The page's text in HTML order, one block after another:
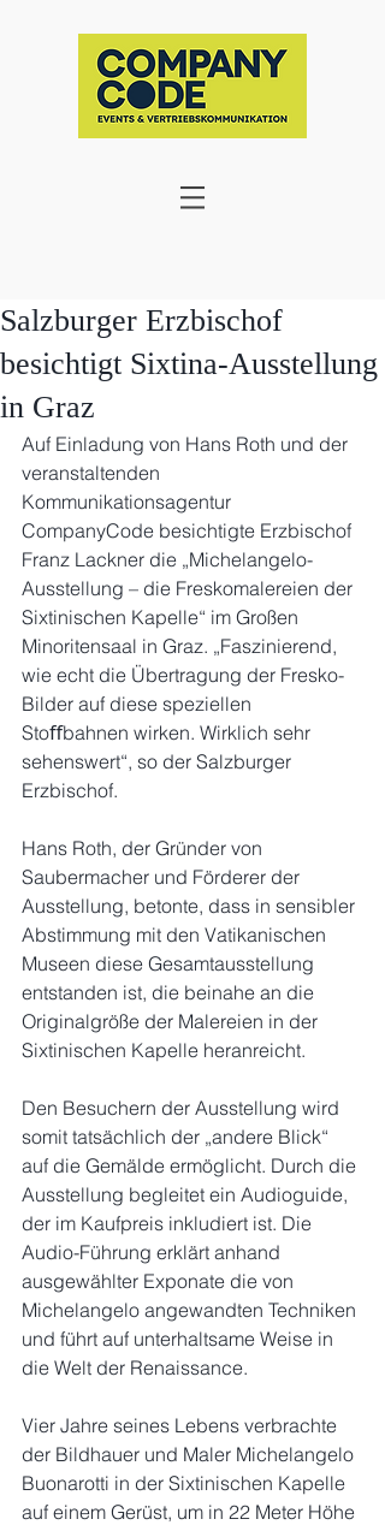
Salzburger Erzbischof
besichtigt Sixtina-Ausstellung
in Graz
Auf Einladung von Hans Roth und der
veranstaltenden
Kommunikationsagentur
CompanyCode besichtigte Erzbischof
Franz Lackner die „Michelangelo-
Ausstellung – die Freskomalereien der
Sixtinischen Kapelle“ im Großen
Minoritensaal in Graz. „Faszinierend,
wie echt die Übertragung der Fresko-
Bilder auf diese speziellen
Stoﬀbahnen wirken. Wirklich sehr
sehenswert“, so der Salzburger
Erzbischof.
Hans Roth, der Gründer von
Saubermacher und Förderer der
Ausstellung, betonte, dass in sensibler
Abstimmung mit den Vatikanischen
Museen diese Gesamtausstellung
entstanden ist, die beinahe an die
Originalgröße der Malereien in der
Sixtinischen Kapelle heranreicht.
Den Besuchern der Ausstellung wird
somit tatsächlich der „andere Blick“
auf die Gemälde ermöglicht. Durch die
Ausstellung begleitet ein Audioguide,
der im Kaufpreis inkludiert ist. Die
Audio-Führung erklärt anhand
ausgewählter Exponate die von
Michelangelo angewandten Techniken
und führt auf unterhaltsame Weise in
die Welt der Renaissance.
Vier Jahre seines Lebens verbrachte
der Bildhauer und Maler Michelangelo
Buonarotti in der Sixtinischen Kapelle
auf einem Gerüst, um in 22 Meter Höhe